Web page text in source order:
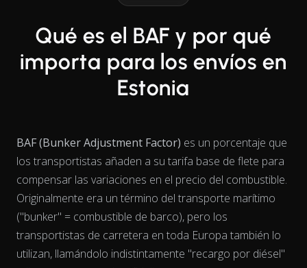
Qué es el BAF y por qué
importa para los envíos en
Estonia
BAF (Bunker Adjustment Factor) es un porcentaje que
los transportistas añaden a su tarifa base de flete para
compensar las variaciones en el precio del combustible.
Originalmente era un término del transporte marítimo
("bunker" = combustible de barco), pero los
transportistas de carretera en toda Europa también lo
utilizan, llamándolo indistintamente "recargo por diésel"